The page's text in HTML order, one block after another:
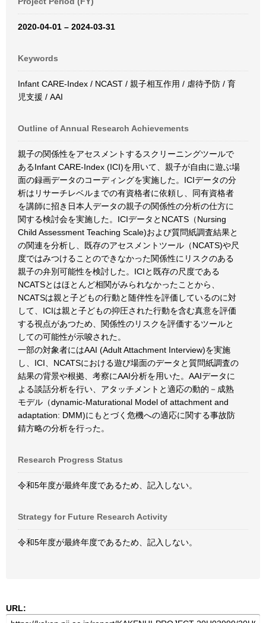
2020-04-01 – 2024-03-31
Keywords
Infant CARE-Index / NCAST / 親子相互作用 / 虐待予防 / 育
児支援 / AAI
Outline of Annual Research Achievements
親子の関係性をアセスメントするスクリーニングツールで
あるInfant CARE-Index (ICI)を用いて、親子が自由に遊ぶ場
面の録画データのコーディングを実施した。ICIデータの分
析はリサーチレベルまでの有資格者に依頼し、同有資格者
を講師に招き日本人データの親子の関係性の分析の仕方に
関する検討会を実施した。ICIデータとNCATS（Nursing
Child Assessment Teaching Scale)および質問紙調査結果と
の関連を分析し、既存のアセスメントツール（NCATS)や尺
度ではみつけることのできなかった関係性にリスクのある
親子の弁別可能性を検討した。ICIと既存の尺度である
NCATSとはほとんど相関がみられなかったことから、
NCATSは親と子どもの行動と随伴性を評価しているのに対
して、ICIは親と子どもの抑圧された行動を含む真意を評価
する視点があつため、関係性のリスクを評価するツールと
しての可能性が示唆された。
一部の対象者にはAAI (Adult Attachment Interview)を実施
し、ICI、NCATSにおける遊び場面のデータと質問紙調査の
結果の背景や根拠、考察にAAI分析を用いた。AAIデータに
よる談話分析を行い、アタッチメントと適応の動的－成熟
モデル（dynamic-Maturational Model of attachment and
adaptation: DMM)にもとづく危機への適応に関する事故防
錆方略の分析を行った。
Research Progress Status
令和5年度が最終年度であるため、記入しない。
Strategy for Future Research Activity
令和5年度が最終年度であるため、記入しない。
URL: